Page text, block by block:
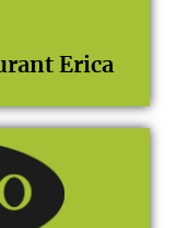
Erica